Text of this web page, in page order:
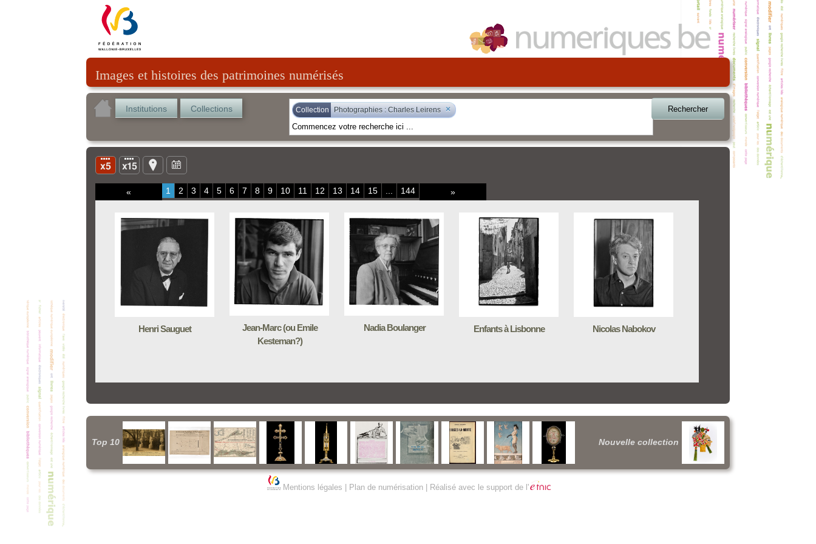
Images et histoires des patrimoines numérisés
Institutions Collections Collection Photographies : Charles Leirens × Rechercher
« 1 2 3 4 5 6 7 8 9 10 11 12 13 14 15 144 »
Henri Sauguet
Jean-Marc (ou Emile
Kesteman?)
Nadia Boulanger Enfants à Lisbonne Nicolas Nabokov
Top 10 Nouvelle collection
Mentions légales Plan de numérisation| Réalisé avec le support de l'